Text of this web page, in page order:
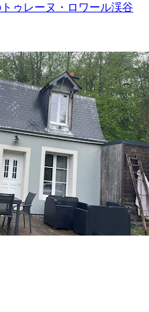
ゥレーヌ・ロワール渓谷